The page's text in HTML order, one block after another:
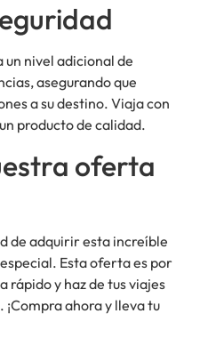
nivel adicional de
asegurando que
a su destino. Viaja con
producto de calidad.
oferta
de adquirir esta increíble
Esta oferta es por
rápido y haz de tus viajes
ahora y lleva tu